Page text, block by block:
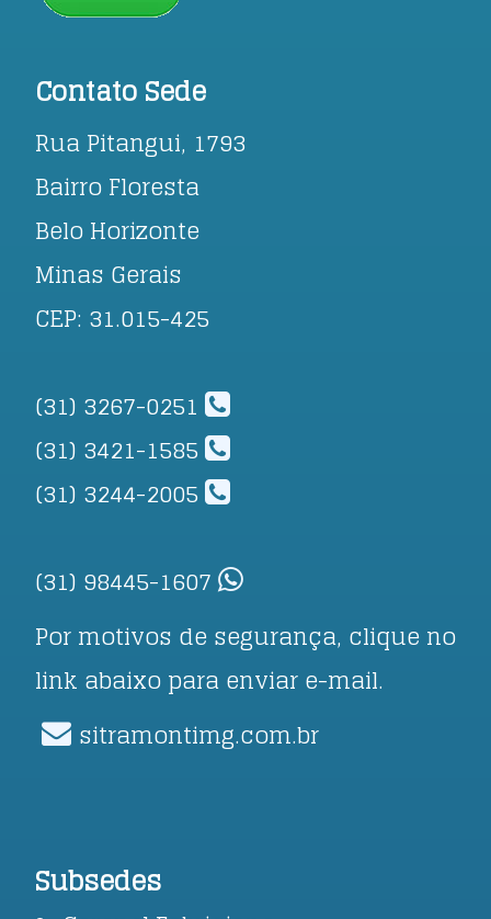
Contato Sede
Rua Pitangui, 1793
Bairro Floresta
Belo Horizonte
Minas Gerais
CEP: 31.015-425
(31) 3267-0251
(31) 3421-1585
(31) 3244-2005
(31) 98445-1607
Por motivos de segurança, clique no
link abaixo para enviar e-mail.
sitramontimg.com.br
Subsedes